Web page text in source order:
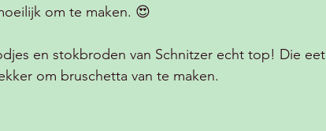
om te maken. 😍
en stokbroden van Schnitzer echt top! Die
om bruschetta van te maken.